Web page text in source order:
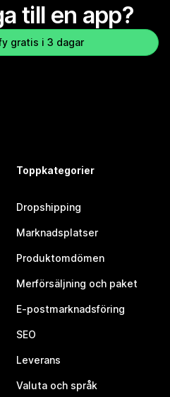
till en app?
gratis i 3 dagar
Toppkategorier
Dropshipping
Marknadsplatser
Produktomdömen
Merförsäljning och paket
E-postmarknadsföring
SEO
Leverans
Valuta och språk